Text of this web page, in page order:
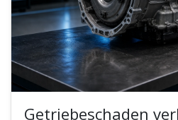
Getriebeschaden